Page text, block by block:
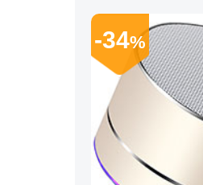
-34%